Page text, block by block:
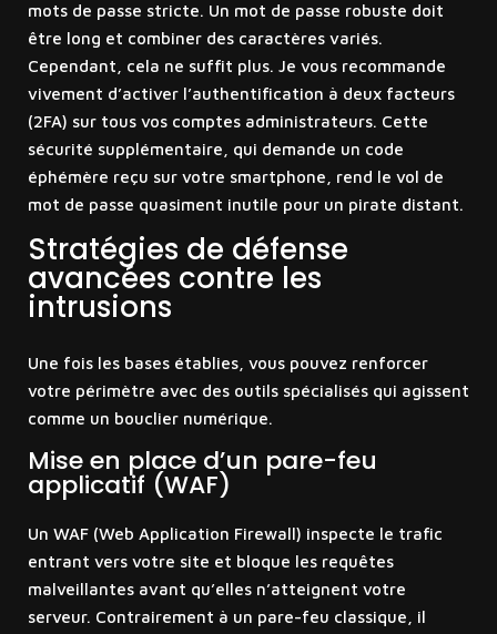
mots de passe stricte. Un mot de passe robuste doit
être long et combiner des caractères variés.
Cependant, cela ne suffit plus. Je vous recommande
vivement d’activer l’authentification à deux facteurs
(2FA) sur tous vos comptes administrateurs. Cette
sécurité supplémentaire, qui demande un code
éphémère reçu sur votre smartphone, rend le vol de
mot de passe quasiment inutile pour un pirate distant.
Stratégies de défense
avancées contre les
intrusions
Une fois les bases établies, vous pouvez renforcer
votre périmètre avec des outils spécialisés qui agissent
comme un bouclier numérique.
Mise en place d’un pare-feu
applicatif (WAF)
Un WAF (Web Application Firewall) inspecte le trafic
entrant vers votre site et bloque les requêtes
malveillantes avant qu’elles n’atteignent votre
serveur. Contrairement à un pare-feu classique, il